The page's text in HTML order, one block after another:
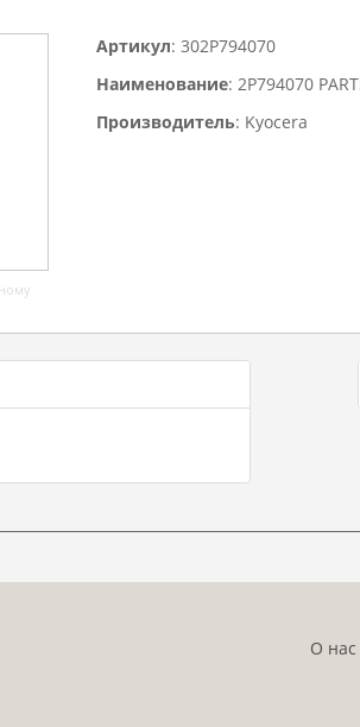
Артикул: 302P794070
Наименование: 2P794070
Производитель: Kyocera
О нас